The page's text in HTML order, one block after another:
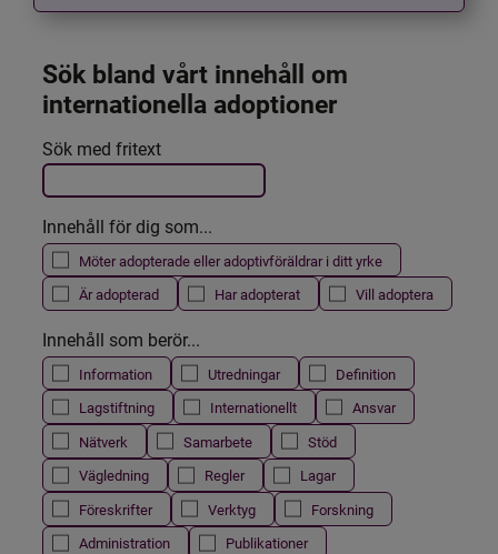
Sök bland vårt innehåll om
internationella adoptioner
Filtrera resultatet
Det här formuläret postas automatiskt
Sök med fritext
Innehåll för dig som...
Möter adopterade eller adoptivföräldrar i ditt yrke
Är adopterad
Har adopterat Vill adoptera
Innehåll som berör...
Information Utredningar
Definition
Lagstiftning
Internationellt
Ansvar
Nätverk
Samarbete
Stöd
Vägledning
Regler
Lagar
Föreskrifter
Verktyg
Forskning
Administration
Publikationer